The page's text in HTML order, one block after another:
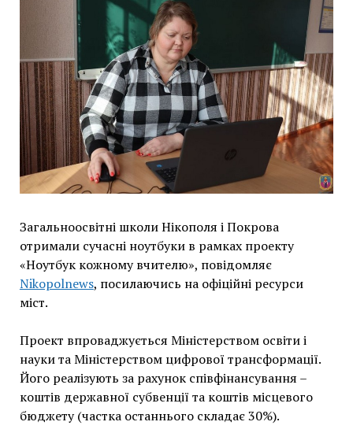
Загальноосвітні школи Нікополя і Покрова
отримали сучасні ноутбуки в рамках проекту
«Ноутбук кожному вчителю», повідомляє
Nikopolnews, посилаючись на офіційні ресурси
міст.
Проект впроваджується Міністерством освіти і
науки та Міністерством цифрової трансформації.
Його реалізують за рахунок співфінансування –
коштів державної субвенції та коштів місцевого
бюджету (частка останнього складає 30%).